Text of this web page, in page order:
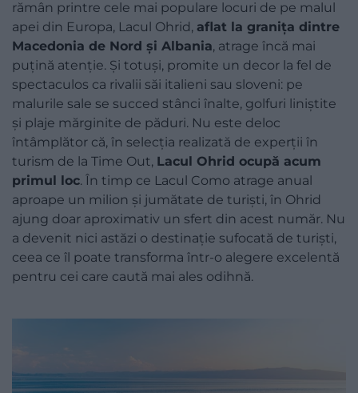
rămân printre cele mai populare locuri de pe malul
apei din Europa, Lacul Ohrid, aflat la granița dintre
Macedonia de Nord și Albania, atrage încă mai
puțină atenție. Și totuși, promite un decor la fel de
spectaculos ca rivalii săi italieni sau sloveni: pe
malurile sale se succed stânci înalte, golfuri liniștite
și plaje mărginite de păduri. Nu este deloc
întâmplător că, în selecția realizată de experții în
turism de la Time Out, Lacul Ohrid ocupă acum
primul loc. În timp ce Lacul Como atrage anual
aproape un milion și jumătate de turiști, în Ohrid
ajung doar aproximativ un sfert din acest număr. Nu
a devenit nici astăzi o destinație sufocată de turiști,
ceea ce îl poate transforma într-o alegere excelentă
pentru cei care caută mai ales odihnă.